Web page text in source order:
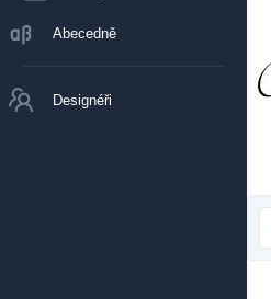
Abecedně
Designéři